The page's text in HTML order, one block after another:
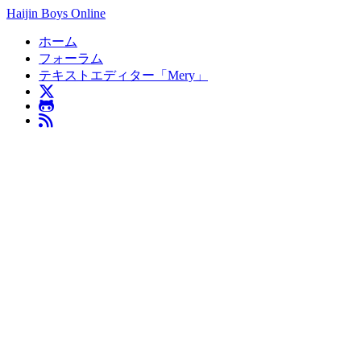
Haijin Boys Online
ホーム
フォーラム
テキストエディター「Mery」